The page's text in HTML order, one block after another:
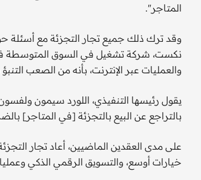
المتاجر".
وقد ترك ذلك جميع تجار التجزئة مع أسئلة
نكست، شركة تشغيل في السوق المتوسطة في
والعمليات عبر الإنترنت، بأنه من الصعب
يقول رئيسها التنفيذي، اللورد سيمون
بالتراجع عن البيع بالتجزئة [في المتاجر]
على مدى العقدين الماضيين، أعاد تجار
خيارات أوسع، والتسويق الرقمي الذكي